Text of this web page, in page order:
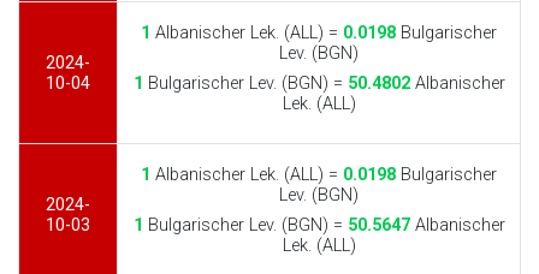
2024-
10-04
1 Albanischer Lek. (ALL) = 0.0198 Bulgarischer
Lev. (BGN)
1 Bulgarischer Lev. (BGN) = 50.4802Albanischer
Lek. (ALL)
2024-
10-03
1 Albanischer Lek. (ALL) = 0.0198 Bulgarischer
Lev. (BGN)
1 Bulgarischer Lev. (BGN) = 50.5647Albanischer
Lek. (ALL)